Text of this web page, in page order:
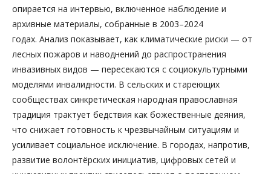
опирается на интервью, включенное наблюдение и
архивные материалы, собранные в 2003–2024
годах. Анализ показывает, как климатические риски — от
лесных пожаров и наводнений до распространения
инвазивных видов — пересекаются с социокультурными
моделями инвалидности. В сельских и стареющих
сообществах синкретическая народная православная
традиция трактует бедствия как божественные деяния,
что снижает готовность к чрезвычайным ситуациям и
усиливает социальное исключение. В городах, напротив,
развитие волонтёрских инициатив, цифровых сетей и